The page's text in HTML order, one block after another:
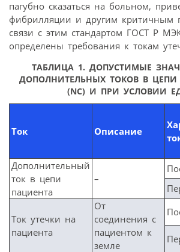
пагубно сказаться на больном,
фибрилляции и другим критичным
связи с этим стандартом ГОСТ Р
определены требования к токам
ТАБЛИЦА 1. ДОПУСТИМЫЕ
ДОПОЛНИТЕЛЬНЫХ ТОКОВ В
(NC) И ПРИ УСЛОВИИ
Ток Описание
Дополнительный
ток в цепи
пациента
–
Ток утечки на
пациента
От
соединения с
пациентом к
земле